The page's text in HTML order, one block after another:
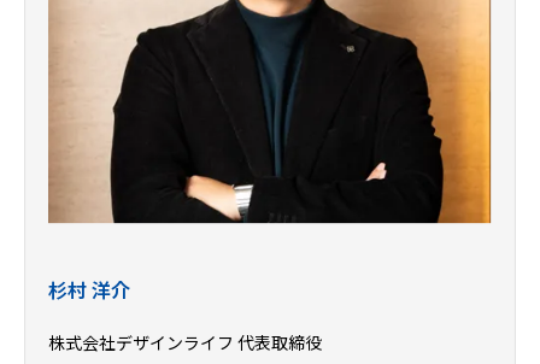
杉村 洋介
株式会社デザインライフ 代表取締役